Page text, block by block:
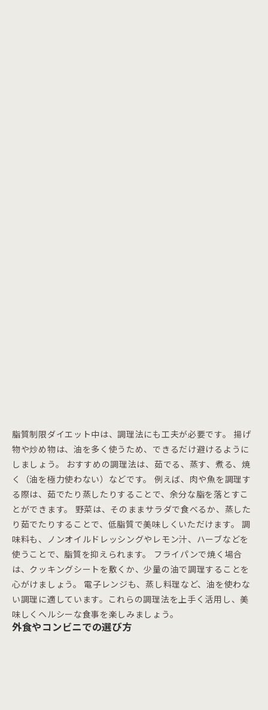
脂質制限ダイエット中は、調理法にも工夫が必要です。 揚げ
物や炒め物は、油を多く使うため、できるだけ避けるように
しましょう。 おすすめの調理法は、茹でる、蒸す、煮る、焼
く（油を極力使わない）などです。 例えば、肉や魚を調理す
る際は、茹でたり蒸したりすることで、余分な脂を落とすこ
とができます。 野菜は、そのままサラダで食べるか、蒸した
り茹でたりすることで、低脂質で美味しくいただけます。 調
味料も、ノンオイルドレッシングやレモン汁、ハーブなどを
使うことで、脂質を抑えられます。 フライパンで焼く場合
は、クッキングシートを敷くか、少量の油で調理することを
心がけましょう。 電子レンジも、蒸し料理など、油を使わな
い調理に適しています。これらの調理法を上手く活用し、美
味しくヘルシーな食事を楽しみましょう。
外食やコンビニでの選び方